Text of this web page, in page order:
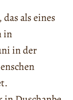
als eines
in
in der